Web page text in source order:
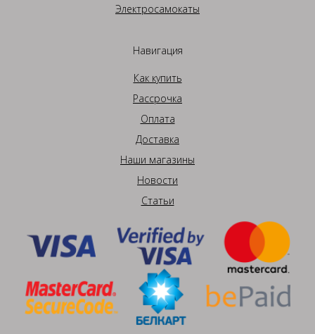
Электросамокаты
Навигация
Как купить
Рассрочка
Оплата
Доставка
Наши магазины
Новости
Статьи